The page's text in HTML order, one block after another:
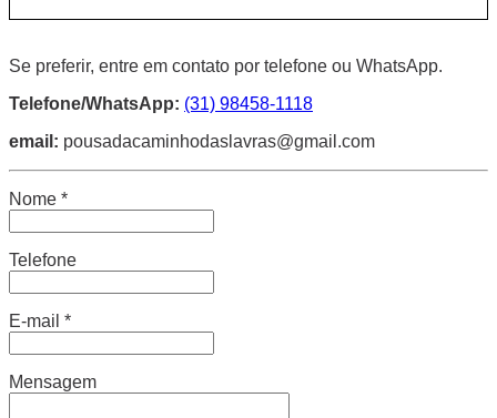
Se preferir, entre em contato por telefone ou WhatsApp.
Telefone/WhatsApp: (31) 98458-1118
email: pousadacaminhodaslavras@gmail.com
Nome *
Telefone
E-mail *
Mensagem